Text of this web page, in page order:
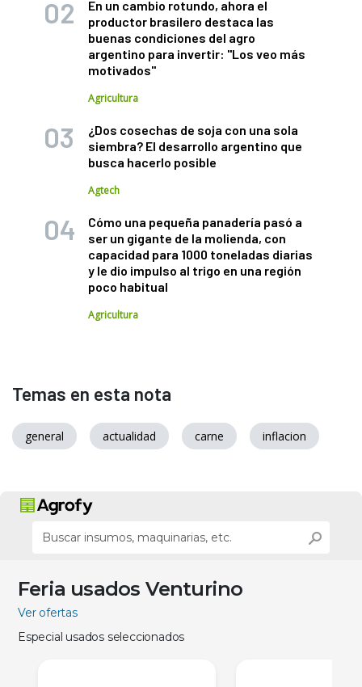
En un cambio rotundo, ahora el
productor brasilero destaca las
buenas condiciones del agro
argentino para invertir: "Los veo más
motivados"
Agricultura
¿Dos cosechas de soja con una sola
siembra? El desarrollo argentino que
busca hacerlo posible
Agtech
Cómo una pequeña panadería pasó a
ser un gigante de la molienda, con
capacidad para 1000 toneladas diarias
y le dio impulso al trigo en una región
poco habitual
Agricultura
Temas en esta nota
general actualidad carne inflacion
Feria usados Venturino
Ver ofertas
Especial usados seleccionados